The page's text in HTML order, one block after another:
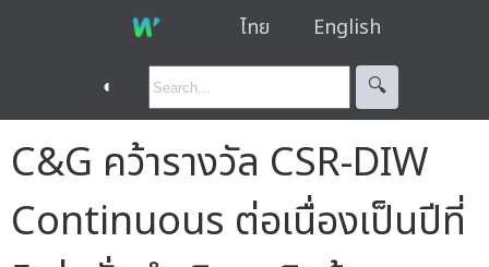
ไทย English
◐ 🔍︎
C&G คว้ารางวัล CSR-DIW
Continuous ต่อเนื่องเป็นปีที่